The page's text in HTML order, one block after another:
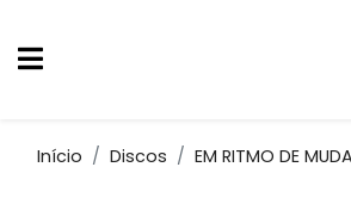
Início Discos EM RITMO DE